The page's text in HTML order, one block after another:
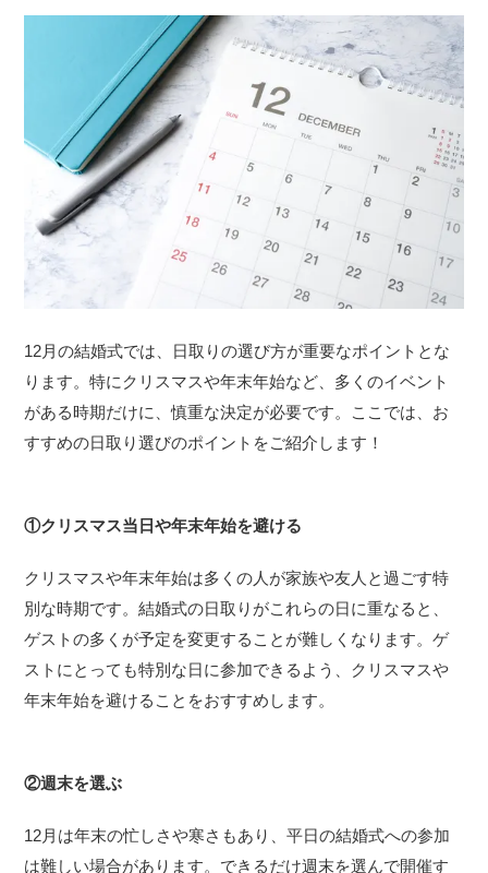
12月の結婚式では、日取りの選び方が重要なポイントとな
ります。特にクリスマスや年末年始など、多くのイベント
がある時期だけに、慎重な決定が必要です。ここでは、お
すすめの日取り選びのポイントをご紹介します！
①クリスマス当日や年末年始を避ける
クリスマスや年末年始は多くの人が家族や友人と過ごす特
別な時期です。結婚式の日取りがこれらの日に重なると、
ゲストの多くが予定を変更することが難しくなります。ゲ
ストにとっても特別な日に参加できるよう、クリスマスや
年末年始を避けることをおすすめします。
②週末を選ぶ
12月は年末の忙しさや寒さもあり、平日の結婚式への参加
は難しい場合があります。できるだけ週末を選んで開催す